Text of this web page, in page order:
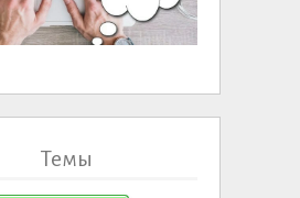
Темы